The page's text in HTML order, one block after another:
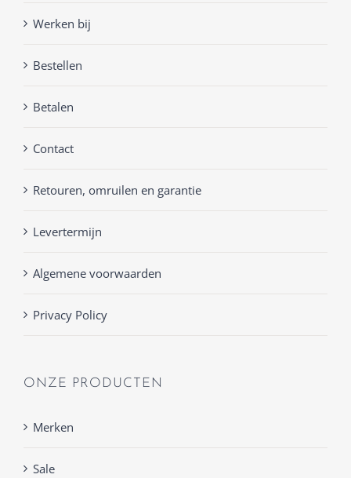
Werken bij
Bestellen
Betalen
Contact
Retouren, omruilen en garantie
Levertermijn
Algemene voorwaarden
Privacy Policy
ONZE PRODUCTEN
Merken
Sale